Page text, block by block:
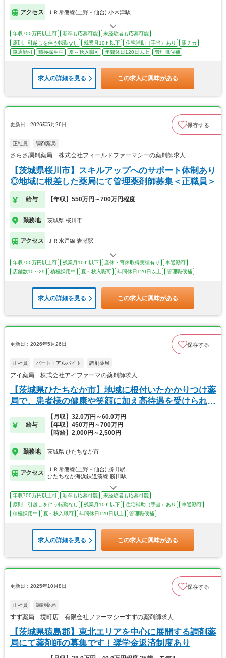
アクセス ＪＲ常磐線(上野－仙台) 小木津駅
年収700万円以上可 新卒も応募可能
未経験者も応募可能
原則、引越しを伴う転勤なし
残業月10ｈ以下 住宅補助（手当）あり
駅チカ
車通勤可
積極採用中 夏～秋入職可 年間休日120日以上 管理職候補
求人の詳細を見る この求人に興味がある
更新日：2026年5月26日 保存する
正社員 調剤薬局
さらさ調剤薬局 株式会社フィールドファーマシーの薬剤師求人
【茨城県桜川市】スキルアップへのサポート体制あり
◎地域に根差した薬局にて管理薬剤師募集＜正職員＞
給与 【年収】550万円～700万円程度
勤務地 茨城県 桜川市
アクセス ＪＲ水戸線 岩瀬駅
年収700万円以上可 残業月10ｈ以下 産休・育休取得実績有り
車通勤可
店舗数10～29
積極採用中 夏～秋入職可 年間休日120日以上 管理職候補
求人の詳細を見る この求人に興味がある
更新日：2026年5月26日 保存する
正社員 パート・アルバイト 調剤薬局
アイ薬局 株式会社アイファーマの薬剤師求人
【茨城県ひたちなか市】地域に根付いたかかりつけ薬
局で、患者様の健康や笑顔に加え高待遇を受けられま
給与
【月収】32.0万円～60.0万円
【年収】450万円～700万円
【時給】2,000円～2,500円
勤務地 茨城県 ひたちなか市
アクセス
ＪＲ常磐線(上野－仙台) 勝田駅
ひたちなか海浜鉄道湊線 勝田駅
年収700万円以上可 新卒も応募可能
未経験者も応募可能
原則、引越しを伴う転勤なし
残業月10ｈ以下 住宅補助（手当）あり
車通勤可
積極採用中
夏～秋入職可 年間休日120日以上 管理職候補
求人の詳細を見る この求人に興味がある
更新日：2025年10月8日 保存する
正社員 調剤薬局
すず薬局 境町店 有限会社ファーマシーすずの薬剤師求人
【茨城県猿島郡】東北エリアを中心に展開する調剤薬
局にて薬剤師の募集です！奨学金返済制度あり